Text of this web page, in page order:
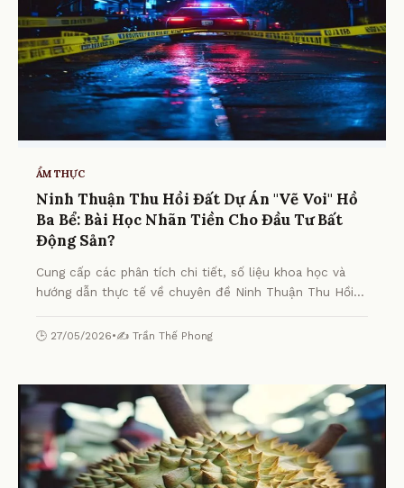
ẨM THỰC
Ninh Thuận Thu Hồi Đất Dự Án "Vẽ Voi" Hồ
Ba Bể: Bài Học Nhãn Tiền Cho Đầu Tư Bất
Động Sản?
Cung cấp các phân tích chi tiết, số liệu khoa học và
hướng dẫn thực tế về chuyên đề Ninh Thuận Thu Hồi
Đầu Tư Bất Động Sản? từ chuyên gia.
🕒 27/05/2026•✍️ Trần Thế Phong